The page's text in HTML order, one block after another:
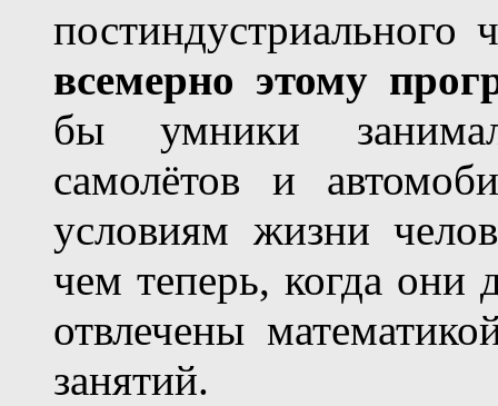
постиндустриального
всемерно этому
бы умники
самолётов и
условиям жизни
чем теперь, когда они
отвлечены
занятий.